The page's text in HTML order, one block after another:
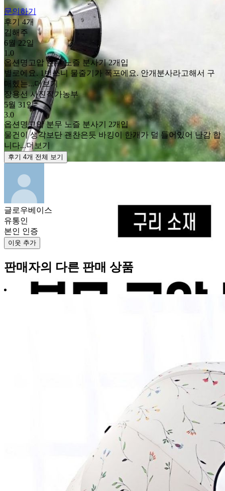
문의하기
후기 4개
김해주
6월 22일
1.0
옵션명 고압 분무 노즐 분사기 2개입
별로에요. 1번쓰니 물줄기가 폭포에요. 안개분사라고해서 구
매헸는...더보기
장용선 사진작가농부
5월 31일
3.0
옵션명고압 분무 노즐 분사기 2개입
물건이 생각보단 괜찬은듯 바킹이 한개가 덜 들어있어 난감 합
니다...더보기
후기 4개 전체 보기
글로우베이스
유통인
본인 인증
이웃 추가
판매자의 다른 판매 상품